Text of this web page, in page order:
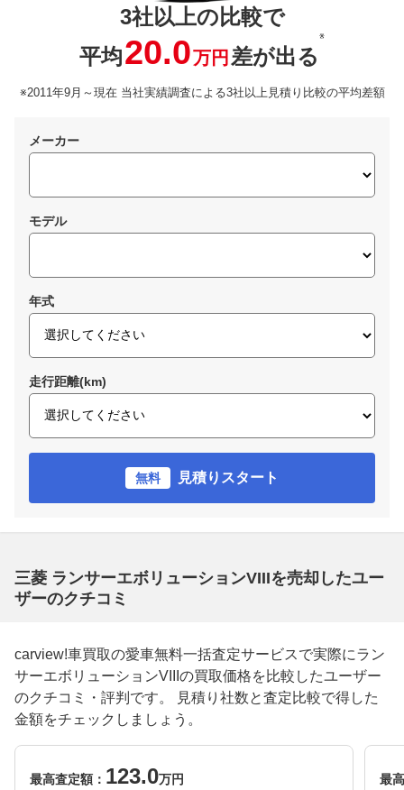
3社以上の比較で
平均20.0万円 差が出る
※
※2011年9月～現在 当社実績調査による3社以上見積り比較の平均差額
メーカー
モデル
年式
走行距離(km)
無料 見積りスタート
三菱 ランサーエボリューションVIIIを売却したユー
ザーのクチコミ
carview!車買取の愛車無料一括査定サービスで実際にラン
サーエボリューションVIIIの買取価格を比較したユーザー
のクチコミ・評判です。 見積り社数と査定比較で得した
金額をチェックしましょう。
最高査定額： 123.0万円 最